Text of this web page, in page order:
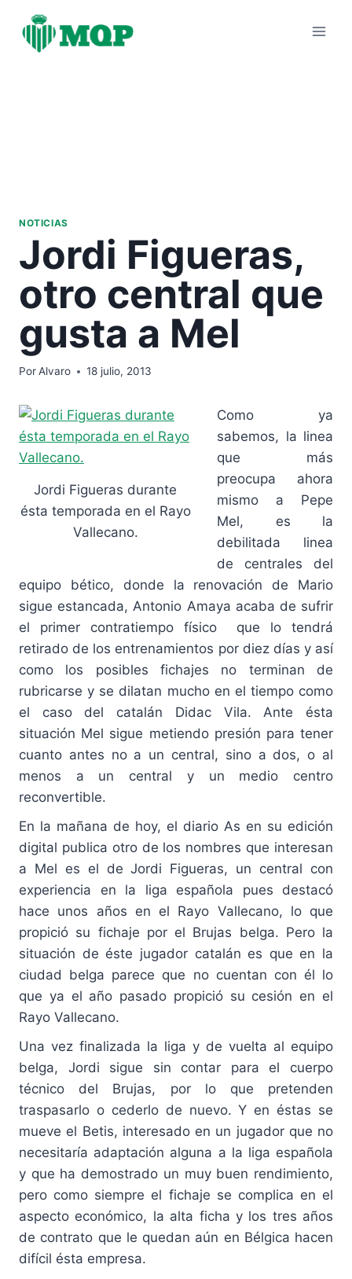
contenido
NOTICIAS
Jordi Figueras,
otro central que
gusta a Mel
PorAlvaro 18 julio, 2013
Jordi Figueras durante
ésta temporada en el Rayo
Vallecano.
Como ya
sabemos, la linea
que más
preocupa ahora
mismo a Pepe
Mel, es la
debilitada linea
de centrales del
equipo bético, donde la renovación de Mario
sigue estancada, Antonio Amaya acaba de sufrir
el primer contratiempo físico que lo tendrá
retirado de los entrenamientos por diez días y así
como los posibles fichajes no terminan de
rubricarse y se dilatan mucho en el tiempo como
el caso del catalán Didac Vila. Ante ésta
situación Mel sigue metiendo presión para tener
cuanto antes no a un central, sino a dos, o al
menos a un central y un medio centro
reconvertible.
En la mañana de hoy, el diario As en su edición
digital publica otro de los nombres que interesan
a Mel es el de Jordi Figueras, un central con
experiencia en la liga española pues destacó
hace unos años en el Rayo Vallecano, lo que
propició su fichaje por el Brujas belga. Pero la
situación de éste jugador catalán es que en la
ciudad belga parece que no cuentan con él lo
que ya el año pasado propició su cesión en el
Rayo Vallecano.
Una vez finalizada la liga y de vuelta al equipo
belga, Jordi sigue sin contar para el cuerpo
técnico del Brujas, por lo que pretenden
traspasarlo o cederlo de nuevo. Y en éstas se
mueve el Betis, interesado en un jugador que no
necesitaría adaptación alguna a la liga española
y que ha demostrado un muy buen rendimiento,
pero como siempre el fichaje se complica en el
aspecto económico, la alta ficha y los tres años
de contrato que le quedan aún en Bélgica hacen
difícil ésta empresa.